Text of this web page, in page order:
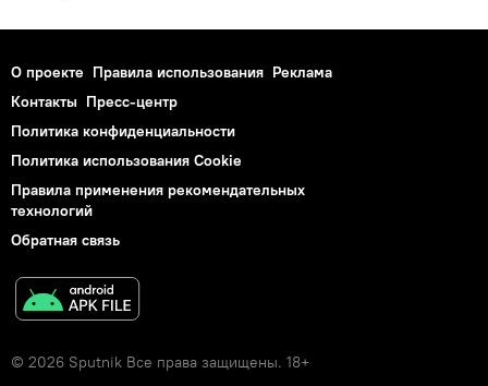
О проекте Правила использования Реклама
Контакты Пресс-центр
Политика конфиденциальности
Политика использования Cookie
Правила применения рекомендательных
технологий
Обратная связь
© 2026 Sputnik Все права защищены. 18+